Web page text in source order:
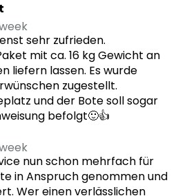
sehr zufrieden.
mit ca. 16 kg Gewicht an
liefern lassen. Es wurde
zugestellt.
und der Bote soll sogar
befolgt🙂👍
nun schon mehrfach für
in Anspruch genommen und
Wer einen verlässlichen